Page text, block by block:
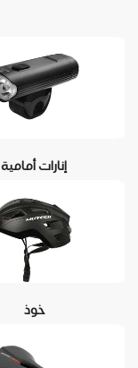
إنارات أمامية
خوذ